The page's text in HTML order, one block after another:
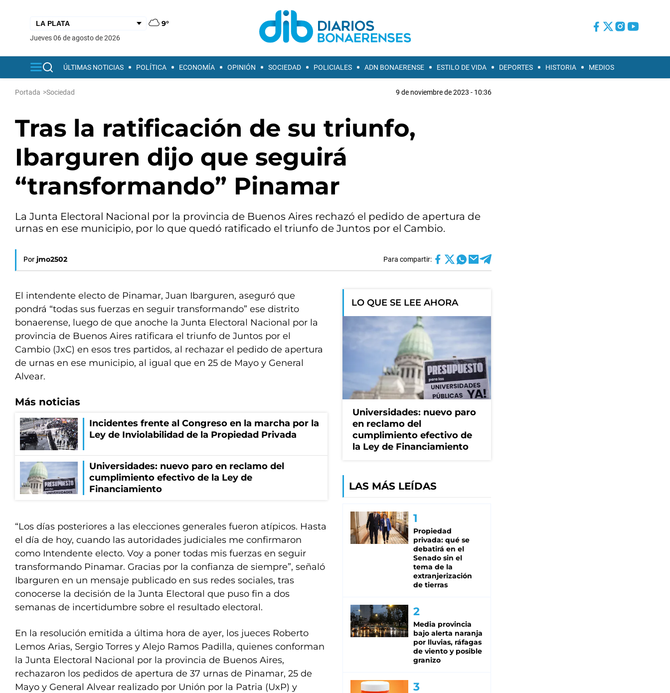
9°
jueves 06 de agosto de 2026
ÚLTIMAS NOTICIAS POLÍTICA ECONOMÍA OPINIÓN SOCIEDAD POLICIALES ADN BONAERENSE ESTILO DE VIDA DEPORTES HISTORIA MEDIOS
Portada >Sociedad 9 de noviembre de 2023 - 10:36
Tras la ratificación de su triunfo,
Ibarguren dijo que seguirá
“transformando” Pinamar
La Junta Electoral Nacional por la provincia de Buenos Aires rechazó el pedido de apertura de
urnas en ese municipio, por lo que quedó ratificado el triunfo de Juntos por el Cambio.
Por jmo2502 Para compartir:
El intendente electo de Pinamar, Juan Ibarguren, aseguró que
pondrá “todas sus fuerzas en seguir transformando” ese distrito
bonaerense, luego de que anoche la Junta Electoral Nacional por la
provincia de Buenos Aires ratificara el triunfo de Juntos por el
Cambio (JxC) en esos tres partidos, al rechazar el pedido de apertura
de urnas en ese municipio, al igual que en 25 de Mayo y General
Alvear.
Más noticias
Incidentes frente al Congreso en la marcha por la
Ley de Inviolabilidad de la Propiedad Privada
Universidades: nuevo paro en reclamo del
cumplimiento efectivo de la Ley de
Financiamiento
“Los días posteriores a las elecciones generales fueron atípicos. Hasta
el día de hoy, cuando las autoridades judiciales me confirmaron
como Intendente electo. Voy a poner todas mis fuerzas en seguir
transformando Pinamar. Gracias por la confianza de siempre”, señaló
Ibarguren en un mensaje publicado en sus redes sociales, tras
conocerse la decisión de la Junta Electoral que puso fin a dos
semanas de incertidumbre sobre el resultado electoral.
En la resolución emitida a última hora de ayer, los jueces Roberto
Lemos Arias, Sergio Torres y Alejo Ramos Padilla, quienes conforman
la Junta Electoral Nacional por la provincia de Buenos Aires,
rechazaron los pedidos de apertura de 37 urnas de Pinamar, 25 de
Mayo y General Alvear realizado por Unión por la Patria (UxP) y
LO QUE SE LEE AHORA
Universidades: nuevo paro
en reclamo del
cumplimiento efectivo de
la Ley de Financiamiento
LAS MÁS LEÍDAS
Propiedad
privada: qué se
debatirá en el
Senado sin el
tema de la
extranjerización
de tierras
Media provincia
bajo alerta naranja
por lluvias, ráfagas
de viento y posible
granizo